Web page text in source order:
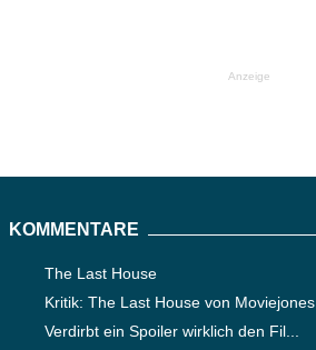
Anzeige
KOMMENTARE
The Last House
Kritik: The Last House von Moviejones
Verdirbt ein Spoiler wirklich den Fil...